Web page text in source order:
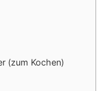
(zum Kochen)